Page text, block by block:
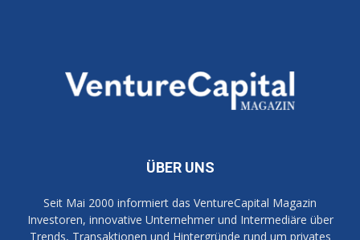
ÜBER UNS
Seit Mai 2000 informiert das VentureCapital Magazin
Investoren, innovative Unternehmer und Intermediäre über
Trends, Transaktionen und Hintergründe rund um privates